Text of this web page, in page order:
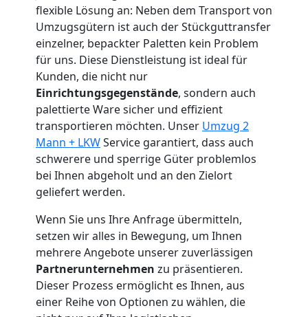
flexible Lösung an: Neben dem Transport von
Umzugsgütern ist auch der Stückguttransfer
einzelner, bepackter Paletten kein Problem
für uns. Diese Dienstleistung ist ideal für
Kunden, die nicht nur
Einrichtungsgegenstände, sondern auch
palettierte Ware sicher und effizient
transportieren möchten. Unser Umzug 2
Mann + LKWService garantiert, dass auch
schwerere und sperrige Güter problemlos
bei Ihnen abgeholt und an den Zielort
geliefert werden.
Wenn Sie uns Ihre Anfrage übermitteln,
setzen wir alles in Bewegung, um Ihnen
mehrere Angebote unserer zuverlässigen
Partnerunternehmen zu präsentieren.
Dieser Prozess ermöglicht es Ihnen, aus
einer Reihe von Optionen zu wählen, die
Küchenumzug
Feldkirch
Umzug
und
Lagerung
Feldkirch
Full-